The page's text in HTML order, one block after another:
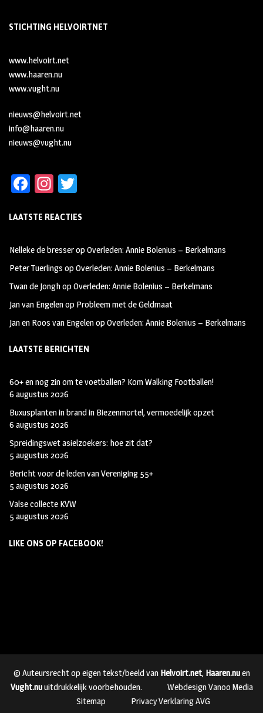
STICHTING HELVOIRTNET
www.helvoirt.net
www.haaren.nu
www.vught.nu
nieuws@helvoirt.net
info@haaren.nu
nieuws@vught.nu
Fa
b
oo
k
In
ag
m
tt
LAATSTE REACTIES
Nelleke de bresseropOverleden: Annie Bolenius – Berkelmans
Peter Tuerlings opOverleden: Annie Bolenius – Berkelmans
Twan de JonghopOverleden: Annie Bolenius – Berkelmans
Jan van Engelenop Probleem met de Geldmaat
Jan en Roos van EngelenopOverleden: Annie Bolenius – Berkelmans
LAATSTE BERICHTEN
60+ en nog zin om te voetballen? Kom Walking Footballen!
6 augustus 2026
Buxusplanten in brand in Biezenmortel, vermoedelijk opzet
6 augustus 2026
Spreidingswet asielzoekers: hoe zit dat?
5 augustus 2026
Bericht voor de leden van Vereniging 55+
5 augustus 2026
Valse collecte KVW
5 augustus 2026
LIKE ONS OP FACEBOOK!
© Auteursrecht op eigen tekst/beeld van Helvoirt.net, Haaren.nuen
Vught.nuuitdrukkelijk voorbehouden.
Webdesign Vanoo Media
Sitemap
Privacy Verklaring AVG